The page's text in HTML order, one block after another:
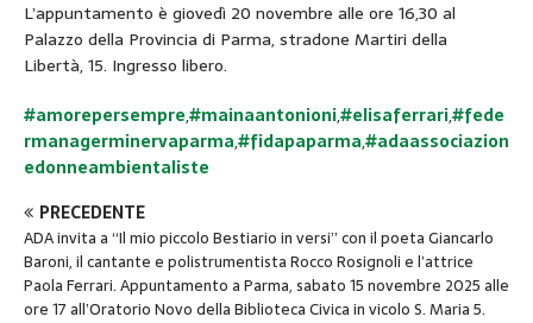
L’appuntamento è giovedì 20 novembre alle ore 16,30 al
Palazzo della Provincia di Parma, stradone Martiri della
Libertà, 15. Ingresso libero.
#amorepersempre,#mainaantonioni,#elisaferrari,#fede
rmanagerminervaparma,#fidapaparma,#adaassociazion
edonneambientaliste
PRECEDENTE
ADA invita a “Il mio piccolo Bestiario in versi” con il poeta Giancarlo
Baroni, il cantante e polistrumentista Rocco Rosignoli e l’attrice
Paola Ferrari. Appuntamento a Parma, sabato 15 novembre 2025 alle
ore 17 all’Oratorio Novo della Biblioteca Civica in vicolo S. Maria 5.